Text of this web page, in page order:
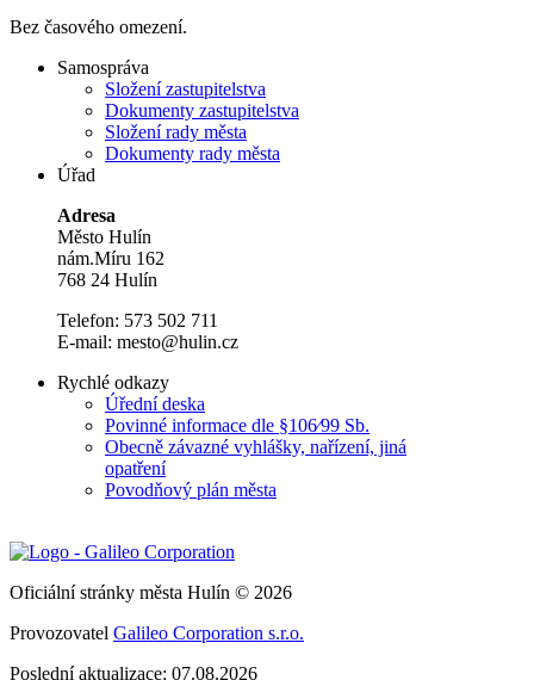
Bez časového omezení.
Samospráva
Složení zastupitelstva
Dokumenty zastupitelstva
Složení rady města
Dokumenty rady města
Úřad
Adresa
Město Hulín
nám.Míru 162
768 24 Hulín
Telefon: 573 502 711
E-mail: mesto@hulin.cz
Rychlé odkazy
Úřední deska
Povinné informace dle §106⁄99 Sb.
Obecně závazné vyhlášky, nařízení, jiná
opatření
Povodňový plán města
Oficiální stránky města Hulín © 2026
Provozovatel Galileo Corporation s.r.o.
Poslední aktualizace: 07.08.2026